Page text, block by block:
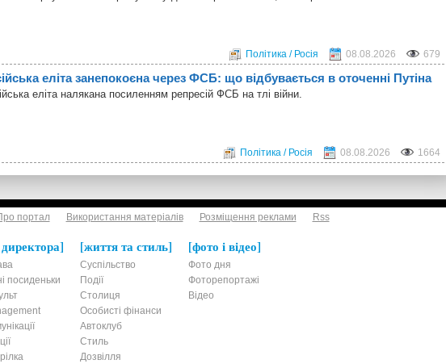
Політика / Росія 08.08.2026 679
еліта занепокоєна через ФСБ: що відбувається в оточенні Путіна
еліта налякана посиленням репресій ФСБ на тлі війни.
Політика / Росія 08.08.2026 1664
портал Використання матеріалів Розміщення реклами Rss
посиденьки
життя та стиль
Суспільство
Події
Столиця
Особисті фінанси
Автоклуб
Стиль
Дозвілля
фото і відео
Фото дня
Фоторепортажі
Відео